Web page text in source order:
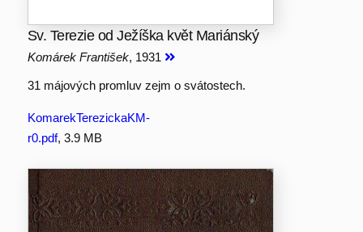
Sv. Terezie od Ježíška květ Mariánský
Komárek František, 1931
31 májových promluv zejm o svátostech.
KomarekTerezickaKM-
r0.pdf, 3.9 MB